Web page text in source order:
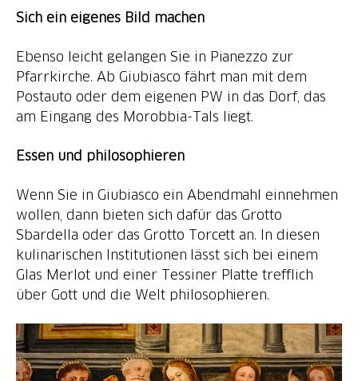
Sich ein eigenes Bild machen
Ebenso leicht gelangen Sie in Pianezzo zur
Pfarrkirche. Ab Giubiasco fährt man mit dem
Postauto oder dem eigenen PW in das Dorf, das
am Eingang des Morobbia-Tals liegt.
Essen und philosophieren
Wenn Sie in Giubiasco ein Abendmahl einnehmen
wollen, dann bieten sich dafür das Grotto
Sbardella oder das Grotto Torcett an. In diesen
kulinarischen Institutionen lässt sich bei einem
Glas Merlot und einer Tessiner Platte trefflich
über Gott und die Welt philosophieren.